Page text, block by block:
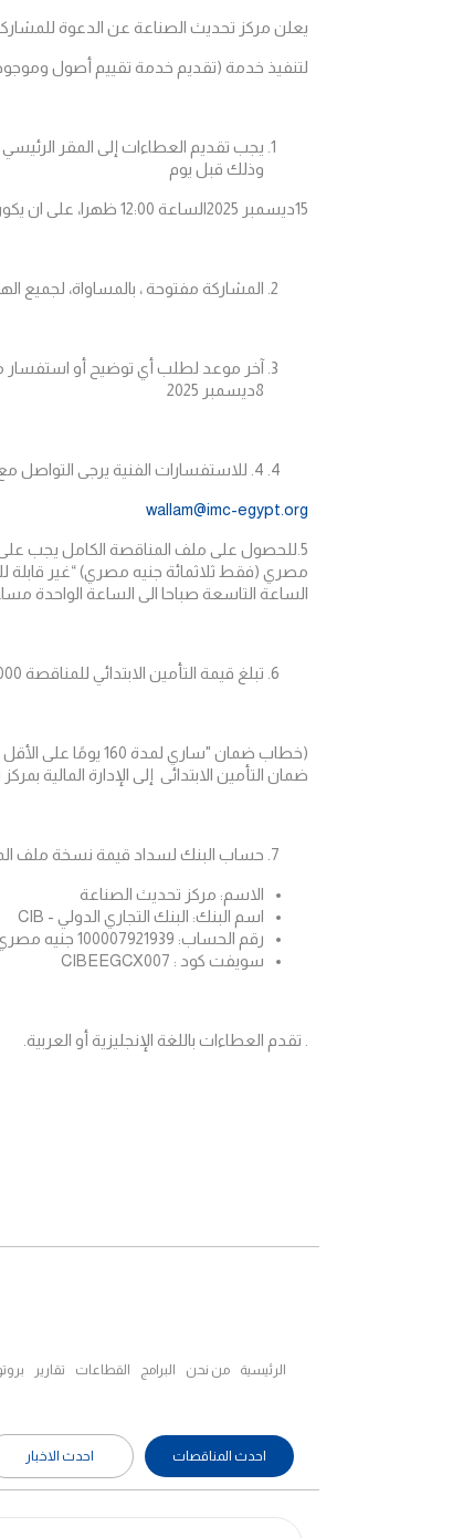
يعلن مركز تحديث الصناعة عن الدعوة
لتنفيذ خدمة (تقديم خدمة تقييم أصول
يجب تقديم العطاءات إلى المقر
وذلك قبل يوم
15ديسمبر 2025الساعة 12:00 ظهرا، على ان يكون العطاء ساري لمدة 90
المشاركة مفتوحة ، بالمساواة، لجميع
آخر موعد لطلب أي توضيح أو استفسار
8ديسمبر 2025
4. للاستفسارات الفنية يرجى التواصل مع مدير المشروع (
wallam@imc-egypt.org
5.للحصول على ملف المناقصة الكامل يجب على مقدمي الخدمات تقديم طلب كتابي (خطاب تفويض)، بالإضافة الي سجل تجاري حديث وإيداع بنكي بقيمة الرسوم بمبلغ 300
مصري (فقط ثلاثمائة جنيه مصري)“غير قابلة
الساعة التاسعة صباحا الى الساعة الواحدة
تبلغ قيمة التأمين الابتدائي للمناقصة 11000جنيه مصري (فقط
(خطاب ضمان
ضمان التأمين الابتدائى إلى الإدارة المالية
حساب البنك لسداد قيمة نسخة ملف
الاسم: مركز تحديث الصناعة
اسم البنك: البنك التجاري الدولي - CIB
رقم الحساب: 100007921939 جنيه مصري
سويفت كود : CIBEEGCX007
. تقدم العطاءات باللغة الإنجليزية أو العربية.
الرئيسية من نحن البرامج القطاعات تقارير
احدث المناقصات احدث الاخبار